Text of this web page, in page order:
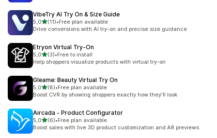
VibeTry AI Try On & Size Guide
5,0de 5 estrelas
(11)
11 total de avaliações
•Free plan available
Drive conversions with AI try-on and precise size guidance
Etryon Virtual Try‑On
5,0de 5 estrelas
(3)
3 total de avaliações
•Free to install
Help shoppers visualize products with virtual try-on
Gleame: Beauty Virtual Try On
5,0de 5 estrelas
(8)
8 total de avaliações
•Free plan available
Boost CVR by showing shoppers exactly how they'll look
Aircada ‑ Product Configurator
5,0de 5 estrelas
(6)
6 total de avaliações
•Free plan available
Boost sales with live 3D product customization and AR previews